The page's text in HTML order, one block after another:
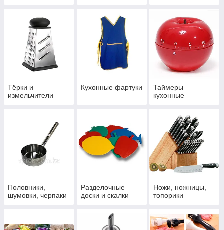
Тёрки и
измельчители
Кухонные фартуки
Таймеры
кухонные
Половники,
шумовки, черпаки
Разделочные
доски и скалки
Ножи, ножницы,
топорики